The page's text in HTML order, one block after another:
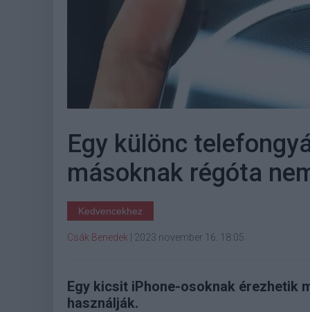
Egy különc
másoknak régóta
Kedvencekhez
Csák Benedek 2023 november 16. 18:05
Egy kicsit iPhone-osoknak érezhetik
használják.